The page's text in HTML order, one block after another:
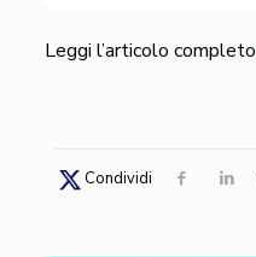
Leggi l’articolo completo
Condividi